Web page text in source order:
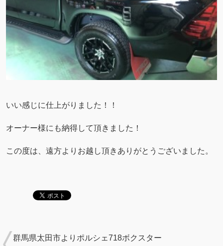
いい感じに仕上がりました！！
オーナー様にも納得して頂きました！
この度は、遠方よりお越し頂きありがとうございました。
群馬県太田市よりポルシェ718ボクスター